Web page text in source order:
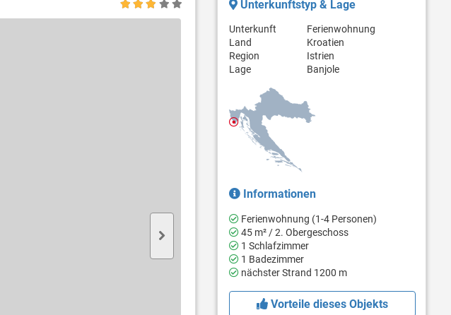
Unterkunftstyp & Lage
Unterkunft
Ferienwohnung
Land
Kroatien
Region
Istrien
Lage
Banjole
Informationen
Ferienwohnung (1-4 Personen)
45 m² / 2. Obergeschoss
1 Schlafzimmer
1 Badezimmer
nächster Strand 1200 m
Vorteile dieses Objekts